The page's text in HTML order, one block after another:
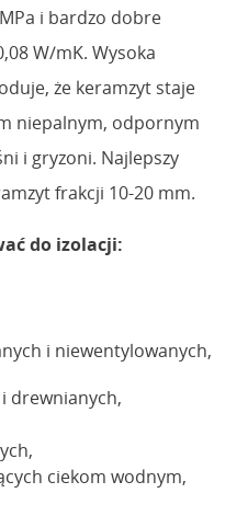
i bardzo dobre
W/mK. Wysoka
że keramzyt staje
niepalnym, odpornym
i gryzoni. Najlepszy
frakcji 10-20 mm.
do izolacji:
i niewentylowanych,
drewnianych,
ciekom wodnym,